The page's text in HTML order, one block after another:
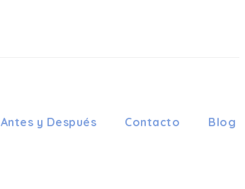
Antes y Después Contacto Blog